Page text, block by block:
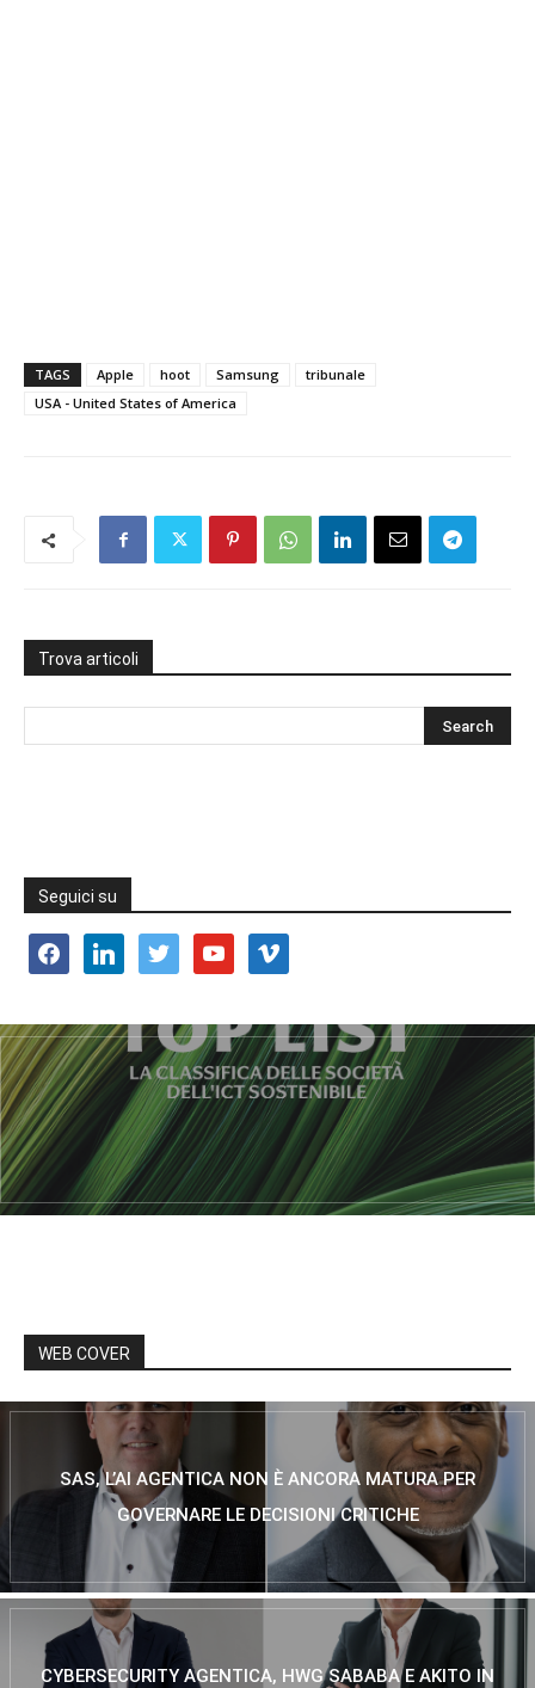
TAGS Apple hoot Samsung
tribunale
USA - United States of America
Trova articoli
Seguici su
facebooklinkedin twitter youtube vimeo
WEB COVER
SAS, L’AI AGENTICA NON È ANCORA MATURA PER
GOVERNARE LE DECISIONI CRITICHE
CYBERSECURITY AGENTICA, HWG SABABA E AKITO IN